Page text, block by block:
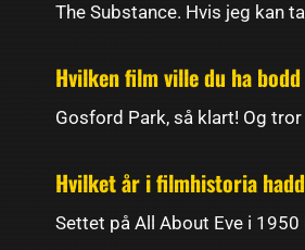
The Substance. Hvis jeg kan
Hvilken film ville du ha
Gosford Park, så klart! Og
Hvilket år i filmhistoria
Settet på All About Eve i